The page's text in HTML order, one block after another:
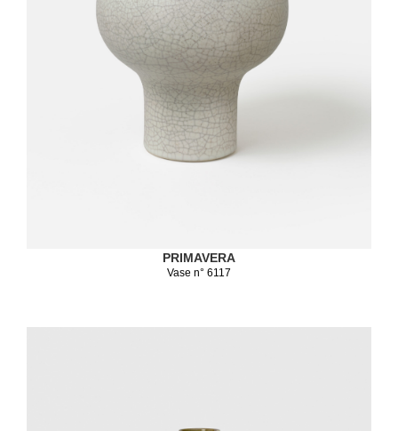
PRIMAVERA
Vase n° 6117